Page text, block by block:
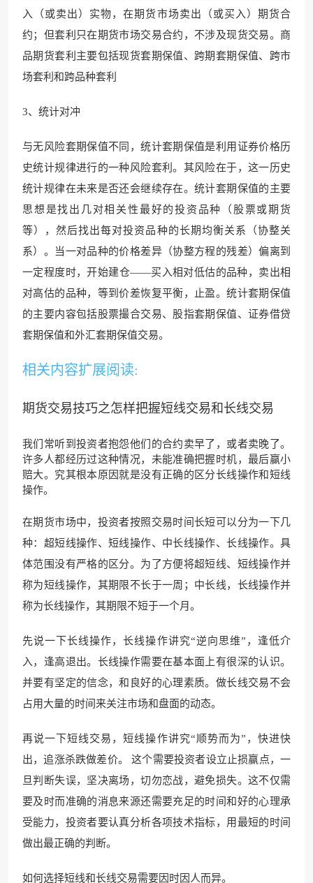
入（或卖出）实物，在期货市场卖出（或买入）期货合
约；但套利只在期货市场交易合约，不涉及现货交易。商
品期货套利主要包括现货套期保值、跨期套期保值、跨市
场套利和跨品种套利
3、统计对冲
与无风险套期保值不同，统计套期保值是利用证券价格历
史统计规律进行的一种风险套利。其风险在于，这一历史
统计规律在未来是否还会继续存在。统计套期保值的主要
思想是找出几对相关性最好的投资品种（股票或期货
等），然后找出每对投资品种的长期均衡关系（协整关
系）。当一对品种的价格差异（协整方程的残差）偏离到
一定程度时，开始建仓——买入相对低估的品种，卖出相
对高估的品种，等到价差恢复平衡，止盈。统计套期保值
的主要内容包括股票撮合交易、股指套期保值、证券借贷
套期保值和外汇套期保值交易。
相关内容扩展阅读:
期货交易技巧之怎样把握短线交易和长线交易
我们常听到投资者抱怨他们的合约卖早了，或者卖晚了。
许多人都经历过这种情况，未能准确把握时机，最后赢小
赔大。究其根本原因就是没有正确的区分长线操作和短线
操作。
在期货市场中，投资者按照交易时间长短可以分为一下几
种：超短线操作、短线操作、中长线操作、长线操作。具
体范围没有严格的区分。为了方便将超短线、短线操作并
称为短线操作，其期限不长于一周；中长线，长线操作并
称为长线操作，其期限不短于一个月。
先说一下长线操作，长线操作讲究“逆向思维”，逢低介
入，逢高退出。长线操作需要在基本面上有很深的认识。
并要有坚定的信念，和良好的心理素质。做长线交易不会
占用大量的时间来关注市场和盘面的动态。
再说一下短线交易，短线操作讲究“顺势而为”，快进快
出，追涨杀跌做差价。 这个需要投资者设立止损赢点，一
旦判断失误，坚决离场，切勿恋战，避免损失。这不仅需
要及时而准确的消息来源还需要充足的时间和好的心理承
受能力，投资者要认真分析各项技术指标，用最短的时间
做出最正确的判断。
如何选择短线和长线交易需要因时因人而异。